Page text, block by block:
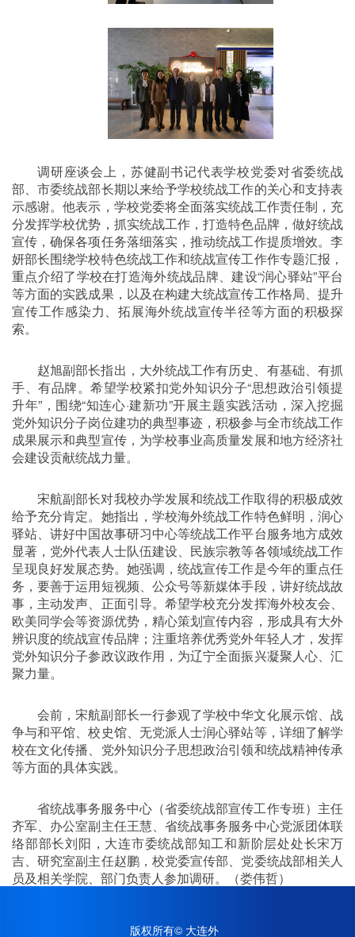
调研座谈会上，苏健副书记代表学校党委对省委统战
部、市委统战部长期以来给予学校统战工作的关心和支持表
示感谢。他表示，学校党委将全面落实统战工作责任制，充
分发挥学校优势，抓实统战工作，打造特色品牌，做好统战
宣传，确保各项任务落细落实，推动统战工作提质增效。李
妍部长围绕学校特色统战工作和统战宣传工作作专题汇报，
重点介绍了学校在打造海外统战品牌、建设“润心驿站”平台
等方面的实践成果，以及在构建大统战宣传工作格局、提升
宣传工作感染力、拓展海外统战宣传半径等方面的积极探
索。
赵旭副部长指出，大外统战工作有历史、有基础、有抓
手、有品牌。希望学校紧扣党外知识分子“思想政治引领提
升年”，围绕“知连心·建新功”开展主题实践活动，深入挖掘
党外知识分子岗位建功的典型事迹，积极参与全市统战工作
成果展示和典型宣传，为学校事业高质量发展和地方经济社
会建设贡献统战力量。
宋航副部长对我校办学发展和统战工作取得的积极成效
给予充分肯定。她指出，学校海外统战工作特色鲜明，润心
驿站、讲好中国故事研习中心等统战工作平台服务地方成效
显著，党外代表人士队伍建设、民族宗教等各领域统战工作
呈现良好发展态势。她强调，统战宣传工作是今年的重点任
务，要善于运用短视频、公众号等新媒体手段，讲好统战故
事，主动发声、正面引导。希望学校充分发挥海外校友会、
欧美同学会等资源优势，精心策划宣传内容，形成具有大外
辨识度的统战宣传品牌；注重培养优秀党外年轻人才，发挥
党外知识分子参政议政作用，为辽宁全面振兴凝聚人心、汇
聚力量。
会前，宋航副部长一行参观了学校中华文化展示馆、战
争与和平馆、校史馆、无党派人士润心驿站等，详细了解学
校在文化传播、党外知识分子思想政治引领和统战精神传承
等方面的具体实践。
省统战事务服务中心（省委统战部宣传工作专班）主任
齐军、办公室副主任王慧、省统战事务服务中心党派团体联
络部部长刘阳，大连市委统战部知工和新阶层处处长宋万
吉、研究室副主任赵鹏，校党委宣传部、党委统战部相关人
员及相关学院、部门负责人参加调研。（娄伟哲）
版权所有© 大连外